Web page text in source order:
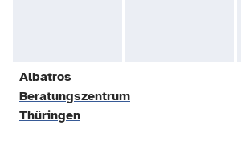
Albatros
Beratungszentrum
Thüringen